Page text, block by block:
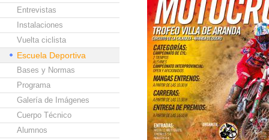
Entrevistas
Instalaciones
Vuelta ciclista
Escuela Deportiva
Bases y Normas
Programa
Galería de Imágenes
Cuerpo Técnico
Alumnos